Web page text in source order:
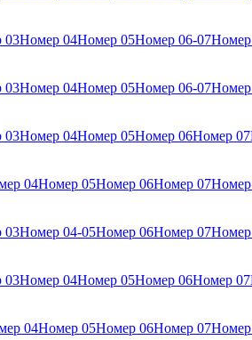
03Номер 04Номер 05Номер 06-07
03Номер 04Номер 05Номер 06-07
03Номер 04Номер 05Номер 06Номер 07
04Номер 05Номер 06Номер 07
03Номер 04-05Номер 06Номер 07
03Номер 04Номер 05Номер 06Номер 07
04Номер 05Номер 06Номер 07